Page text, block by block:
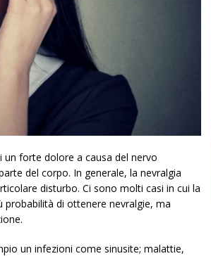
forte dolore a causa del nervo
del corpo. In generale, la nevralgia
disturbo. Ci sono molti casi in cui la
di ottenere nevralgie, ma
un infezioni come sinusite; malattie,